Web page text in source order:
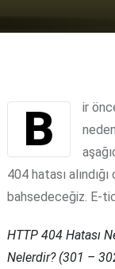
Bir önceki yazımızda 404 HTTP hatasının ne olduğu, nasıl tespit edildiği,
404 hatası
bahsedeceğiz. E-
HTTP 404 Hatası
Nelerdir? (301 –